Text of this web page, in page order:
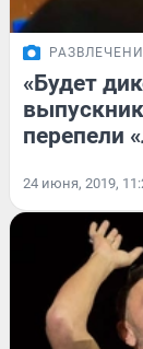
«Будет
перепели
24 июня, 2019,